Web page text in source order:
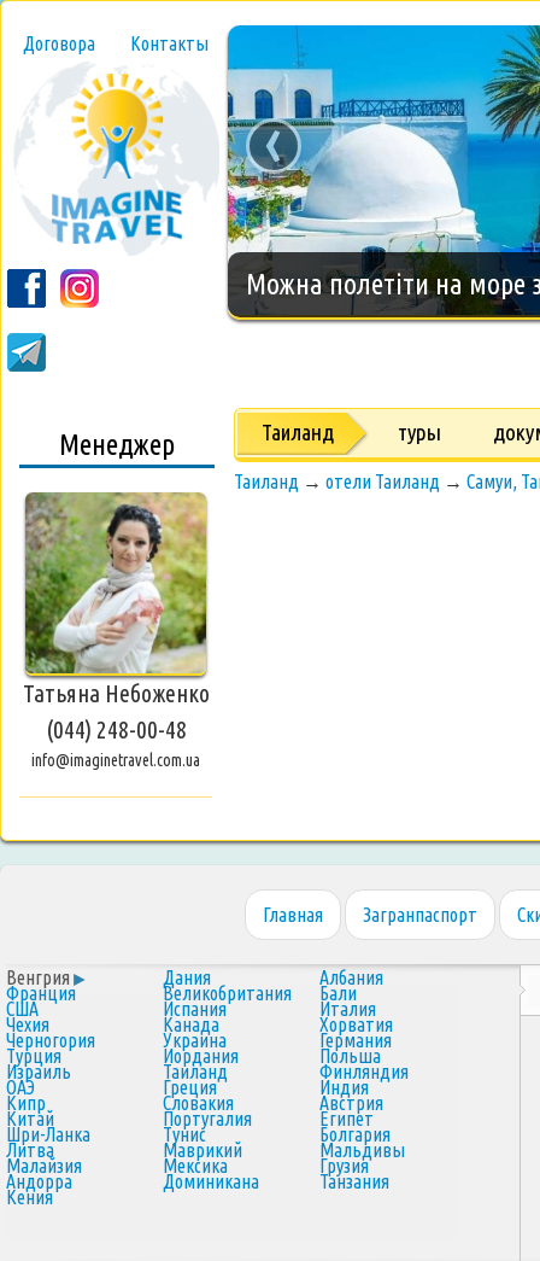
Договора Контакты
Новогодний тур на
‹
Менеджер
Татьяна Небоженко
(044) 248-00-48
info@imaginetravel.com.ua
Таиланд туры
Таиланд → отели Таиланд → Самуи,
Главная Загранпаспорт
Венгрия Дания Албания
Франция Великобритания Бали
США Испания Италия
Чехия Канада Хорватия
Черногория Украина Германия
Турция Иордания Польша
Израиль Таиланд Финляндия
ОАЭ Греция Индия
Кипр Словакия Австрия
Китай Португалия Египет
Шри-Ланка Тунис Болгария
Литва Маврикий Мальдивы
Малайзия Мексика Грузия
Андорра Доминикана Танзания
Кения